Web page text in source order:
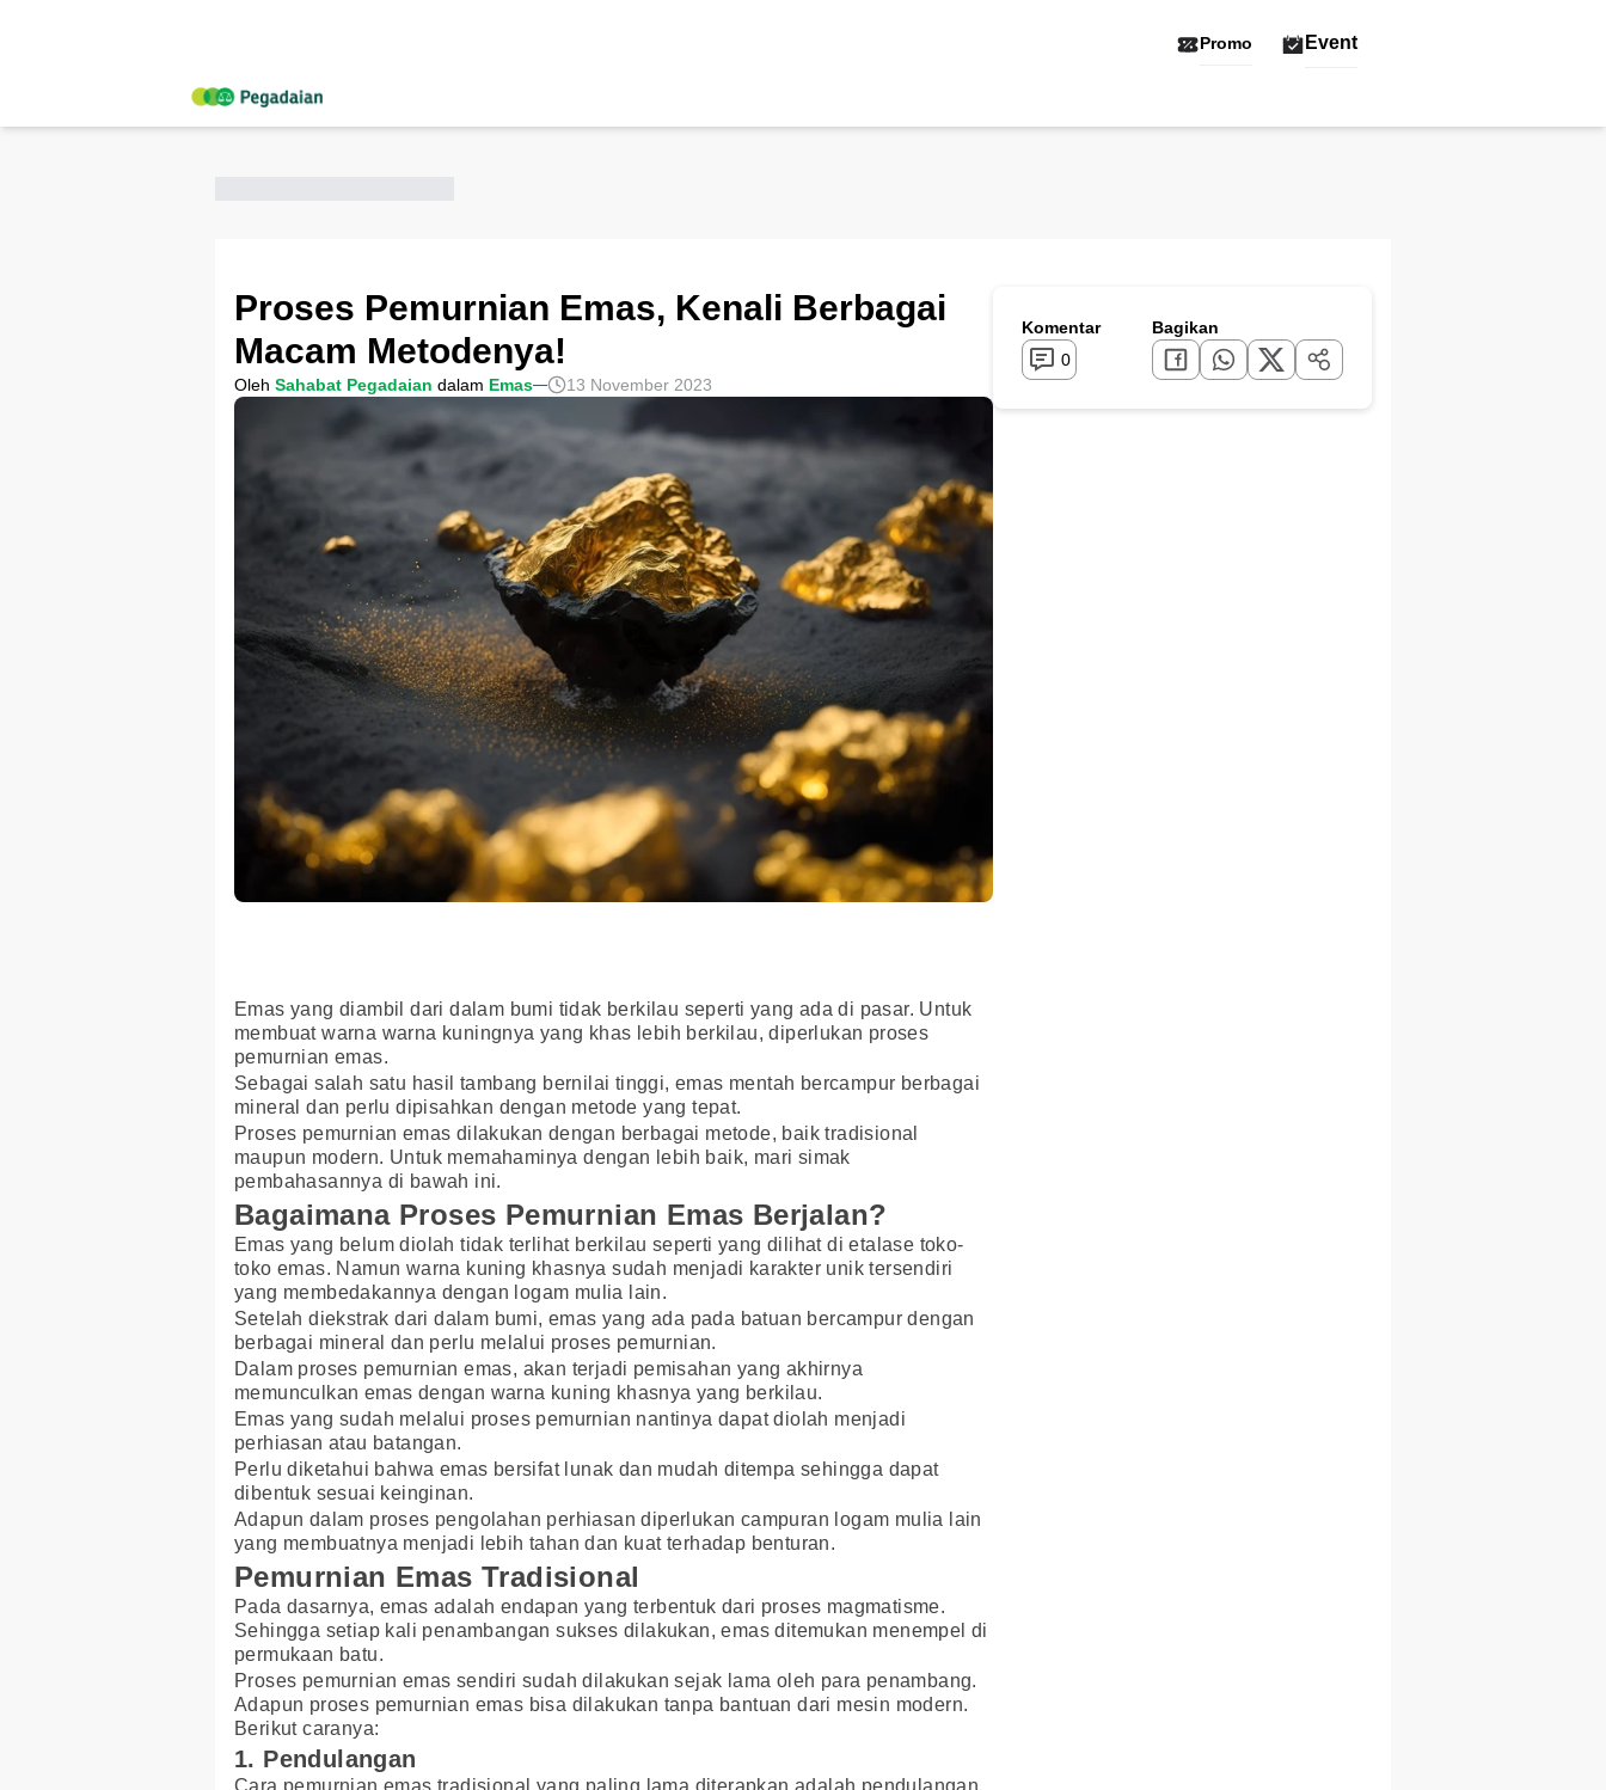
Promo Event
Proses Pemurnian Emas, Kenali Berbagai
Macam Metodenya!
Oleh Sahabat Pegadaian dalam Emas 13 November 2023
Emas yang diambil dari dalam bumi tidak berkilau seperti yang ada di pasar. Untuk
membuat warna warna kuningnya yang khas lebih berkilau, diperlukan proses
pemurnian emas.
Sebagai salah satu hasil tambang bernilai tinggi, emas mentah bercampur berbagai
mineral dan perlu dipisahkan dengan metode yang tepat.
Proses pemurnian emas dilakukan dengan berbagai metode, baik tradisional
maupun modern. Untuk memahaminya dengan lebih baik, mari simak
pembahasannya di bawah ini.
Bagaimana Proses Pemurnian Emas Berjalan?
Emas yang belum diolah tidak terlihat berkilau seperti yang dilihat di etalase toko-
toko emas. Namun warna kuning khasnya sudah menjadi karakter unik tersendiri
yang membedakannya dengan logam mulia lain.
Setelah diekstrak dari dalam bumi, emas yang ada pada batuan bercampur dengan
berbagai mineral dan perlu melalui proses pemurnian.
Dalam proses pemurnian emas, akan terjadi pemisahan yang akhirnya
memunculkan emas dengan warna kuning khasnya yang berkilau.
Emas yang sudah melalui proses pemurnian nantinya dapat diolah menjadi
perhiasan atau batangan.
Perlu diketahui bahwa emas bersifat lunak dan mudah ditempa sehingga dapat
dibentuk sesuai keinginan.
Adapun dalam proses pengolahan perhiasan diperlukan campuran logam mulia lain
yang membuatnya menjadi lebih tahan dan kuat terhadap benturan.
Pemurnian Emas Tradisional
Pada dasarnya, emas adalah endapan yang terbentuk dari proses magmatisme.
Sehingga setiap kali penambangan sukses dilakukan, emas ditemukan menempel di
permukaan batu.
Proses pemurnian emas sendiri sudah dilakukan sejak lama oleh para penambang.
Adapun proses pemurnian emas bisa dilakukan tanpa bantuan dari mesin modern.
Berikut caranya:
1. Pendulangan
Komentar
0
Bagikan